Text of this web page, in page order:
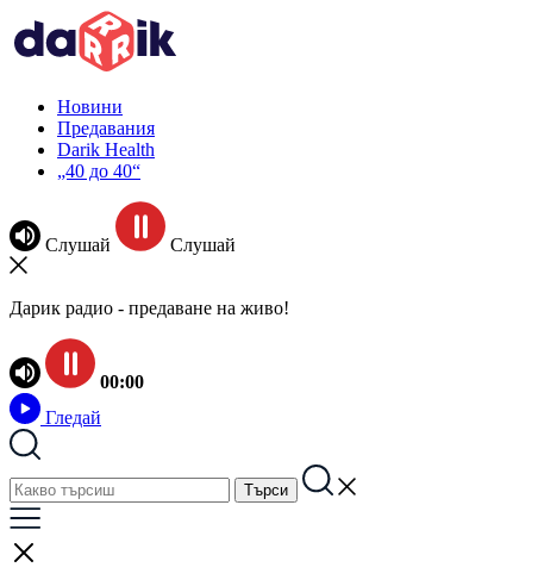
Новини
Предавания
Darik Health
„40 до 40“
Слушай Слушай
Дарик радио - предаване на живо!
00:00
Гледай